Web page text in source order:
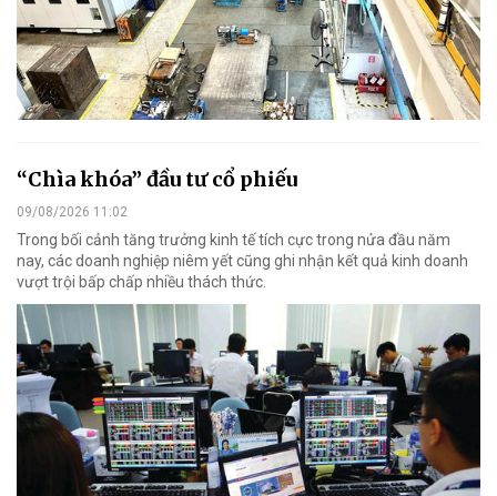
“Chìa khóa” đầu tư cổ phiếu
09/08/2026 11:02
Trong bối cảnh tăng trưởng kinh tế tích cực trong nửa đầu năm
nay, các doanh nghiệp niêm yết cũng ghi nhận kết quả kinh doanh
vượt trội bấp chấp nhiều thách thức.